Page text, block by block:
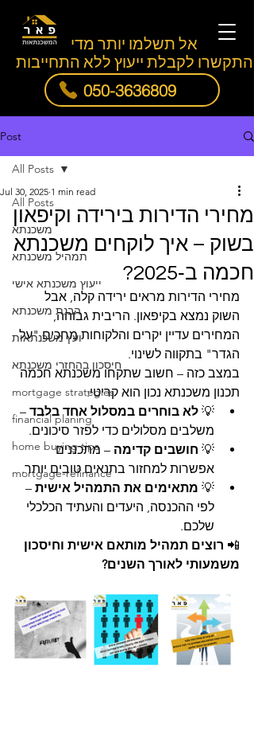
050-3636809
אל תשלמו יותר מדי
התקשרו לקבלת ייעוץ ללא התחייבות
Post
All Posts
משכנתא
תמהיל משכנתא
ייעוץ משכנתא אישי
הבנת משכנתא
יועץ משכנתאות
חיסכון בהחזרי משכנתא
mortgage strategies
financial planing
home buying tips
mortgage-refinance
All Posts
מחירי הדירות בירידה וקיפאון
בשוק – איך לוקחים משכנתא
חכמה ב‑2025?
Jul 30, 2025 1 min read
מחירי הדירות מראים ירידה קלה, אבל
השוק נמצא בקיפאון. הריבית גבוהה,
המחירים עדיין יקרים והלקוחות מחכים "על
הגדר" בתקווה לשינוי.
במצב כזה – חשוב שתקחו משכנתא חכמה
תכנון משכנתא נכון הוא קריטי:
💡 לא בוחרים במסלול אחד בלבד –
משלבים מסלולים כדי לפזר סיכונים.
💡 חושבים קדימה – מתכננים
אפשרות למחזור בתנאים טובים יותר.
💡 מתאימים את התמהיל אישית –
לפי ההכנסה, היעדים והעתיד הכלכלי
שלכם.
📲 רוצים תמהיל מותאם אישית וחיסכון
משמעותי לאורך השנים?